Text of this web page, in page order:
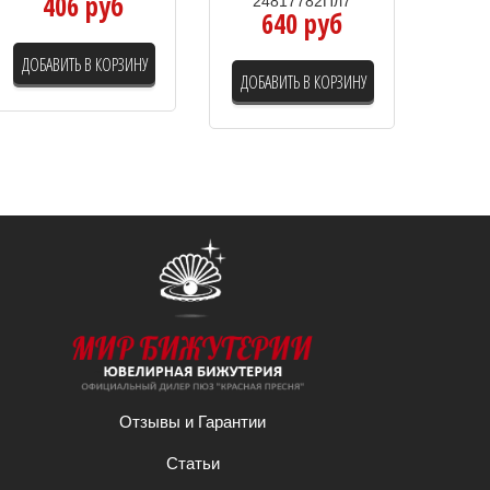
ДОБАВИТЬ В КОРЗИНУ
640 руб
ДОБАВИТЬ В КОРЗИНУ
Отзывы и Гарантии
Статьи